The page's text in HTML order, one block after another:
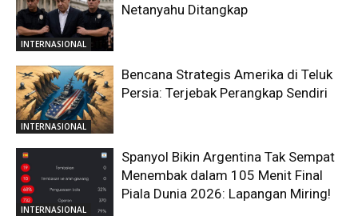
INTERNASIONAL
Netanyahu Ditangkap
INTERNASIONAL
Bencana Strategis Amerika di Teluk
Persia: Terjebak Perangkap Sendiri
INTERNASIONAL
Spanyol Bikin Argentina Tak Sempat
Menembak dalam 105 Menit Final
Piala Dunia 2026: Lapangan Miring!